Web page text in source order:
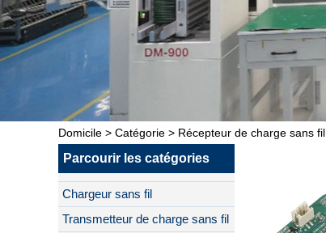
Domicile > Catégorie > Récepteur de charge sans fil
Parcourir les catégories
Chargeur sans fil
Transmetteur de charge sans fil